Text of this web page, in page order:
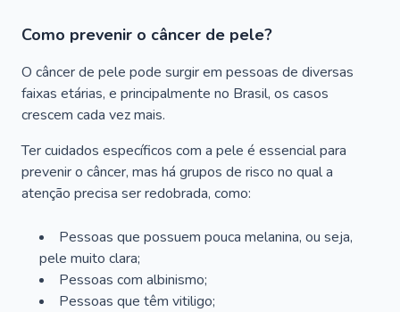
Como prevenir o câncer de pele?
O câncer de pele pode surgir em pessoas de diversas
faixas etárias, e principalmente no Brasil, os casos
crescem cada vez mais.
Ter cuidados específicos com a pele é essencial para
prevenir o câncer, mas há grupos de risco no qual a
atenção precisa ser redobrada, como:
Pessoas que possuem pouca melanina, ou seja,
pele muito clara;
Pessoas com albinismo;
Pessoas que têm vitiligo;